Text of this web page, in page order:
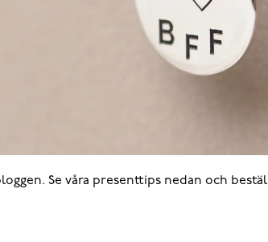
Se våra presenttips nedan och